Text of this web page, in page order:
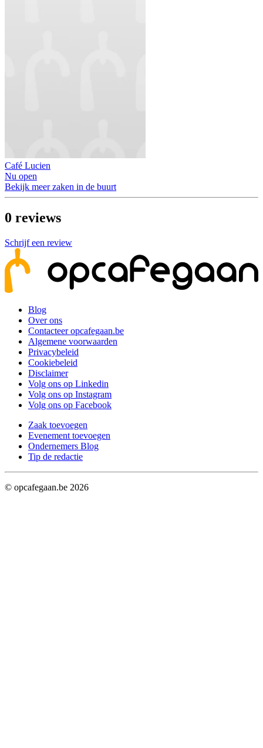
Café Lucien
Nu open
Bekijk meer zaken in de buurt
0 reviews
Schrijf een review
Blog
Over ons
Contacteer opcafegaan.be
Algemene voorwaarden
Privacybeleid
Cookiebeleid
Disclaimer
Volg ons op Linkedin
Volg ons op Instagram
Volg ons op Facebook
Zaak toevoegen
Evenement toevoegen
Ondernemers Blog
Tip de redactie
© opcafegaan.be 2026